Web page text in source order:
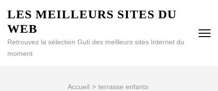
au
contenu
(Pressez
Entrée)
LES MEILLEURS SITES DU
WEB
Retrouvez la sélection Guti des meilleurs sites Internet du
moment
Accueil > terrasse enfants